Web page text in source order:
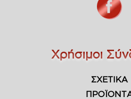
Χρήσιμοι
ΣΧΕΤΙΚΑ